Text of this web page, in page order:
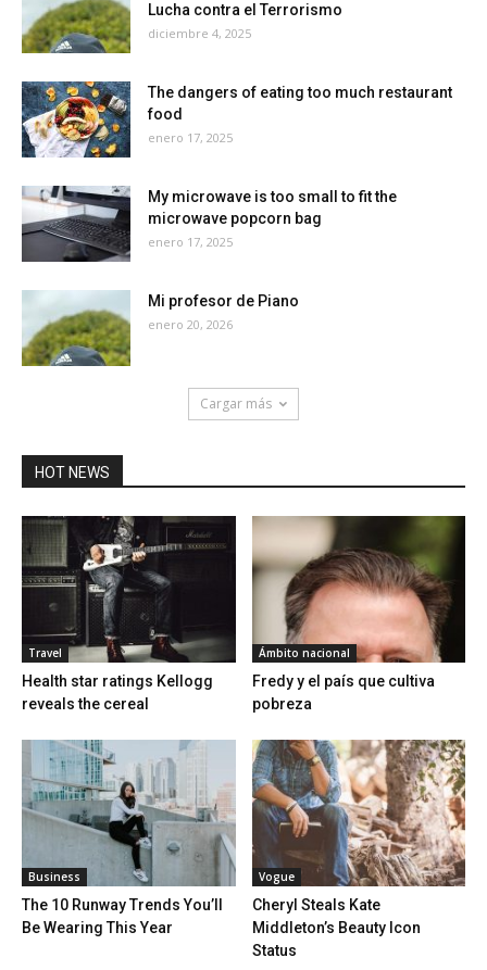
Lucha contra el Terrorismo
diciembre 4, 2025
The dangers of eating too much restaurant
food
enero 17, 2025
My microwave is too small to fit the
microwave popcorn bag
enero 17, 2025
Mi profesor de Piano
enero 20, 2026
Cargar más
HOT NEWS
Travel
Health star ratings Kellogg
reveals the cereal
Ámbito nacional
Fredy y el país que cultiva
pobreza
Business
The 10 Runway Trends You’ll
Be Wearing This Year
Vogue
Cheryl Steals Kate
Middleton’s Beauty Icon
Status